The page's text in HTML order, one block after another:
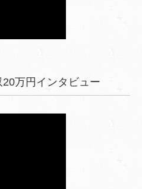
万円インタビュー